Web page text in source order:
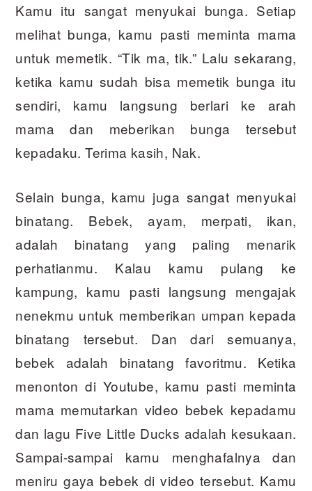
Kamu itu sangat menyukai bunga. Setiap
melihat bunga, kamu pasti meminta mama
untuk memetik. “Tik ma, tik.” Lalu sekarang,
ketika kamu sudah bisa memetik bunga itu
sendiri, kamu langsung berlari ke arah
mama dan meberikan bunga tersebut
kepadaku. Terima kasih, Nak.
Selain bunga, kamu juga sangat menyukai
binatang. Bebek, ayam, merpati, ikan,
adalah binatang yang paling menarik
perhatianmu. Kalau kamu pulang ke
kampung, kamu pasti langsung mengajak
nenekmu untuk memberikan umpan kepada
binatang tersebut. Dan dari semuanya,
bebek adalah binatang favoritmu. Ketika
menonton di Youtube, kamu pasti meminta
mama memutarkan video bebek kepadamu
dan lagu Five Little Ducks adalah kesukaan.
Sampai-sampai kamu menghafalnya dan
meniru gaya bebek di video tersebut. Kamu